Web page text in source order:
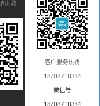
家教
客户服务热线
18708718384
微信号
18708718384